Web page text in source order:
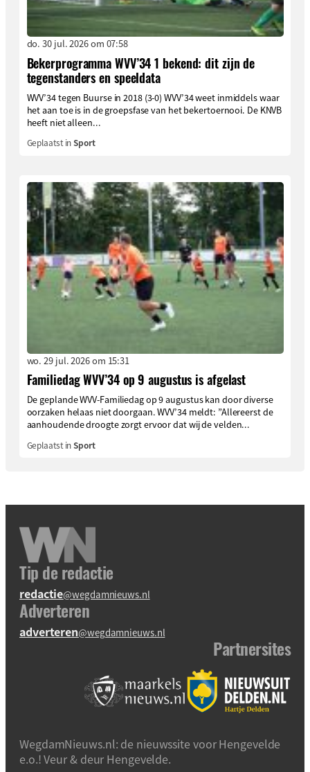
do. 30 jul. 2026 om 07:58
Bekerprogramma WVV’34 1 bekend: dit zijn de
tegenstanders en speeldata
WVV’34 tegen Buurse in 2018 (3-0) WVV’34 weet inmiddels waar
het aan toe is in de groepsfase van het bekertoernooi. De KNVB
heeft niet alleen...
Geplaatst inSport
wo. 29 jul. 2026 om 15:31
Familiedag WVV’34 op 9 augustus is afgelast
De geplande WVV-Familiedag op 9 augustus kan door diverse
oorzaken helaas niet doorgaan. WVV’34 meldt: ”Allereerst de
aanhoudende droogte zorgt ervoor dat wij de velden...
Geplaatst inSport
Tip de redactie
redactie@wegdamnieuws.nl
Adverteren
adverteren@wegdamnieuws.nl
Partnersites
WegdamNieuws.nl: de nieuwssite voor Hengevelde
e.o.! Veur & deur Hengevelde.